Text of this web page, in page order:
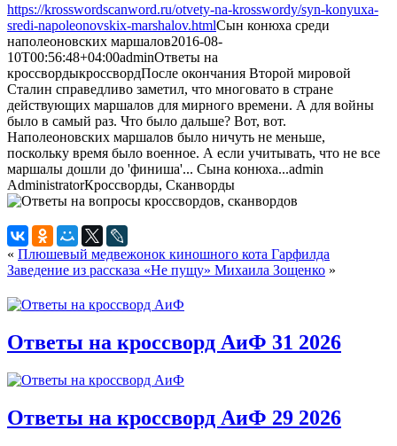
https://krosswordscanword.ru/otvety-na-krosswordy/syn-konyuxa-
sredi-napoleonovskix-marshalov.htmlСын конюха среди
наполеоновских маршалов2016-08-
10T00:56:48+04:00adminОтветы на
кроссвордыкроссвордПосле окончания Второй мировой
Сталин справедливо заметил, что многовато в стране
действующих маршалов для мирного времени. А для войны
было в самый раз. Что было дальше? Вот, вот.
Наполеоновских маршалов было ничуть не меньше,
поскольку время было военное. А если учитывать, что не все
маршалы дошли до 'финиша'... Сына конюха...admin
AdministratorКроссворды, Сканворды
« Плюшевый медвежонок киношного кота Гарфилда
Заведение из рассказа «Не пущу» Михаила Зощенко »
Ответы на кроссворд АиФ 31 2026
Ответы на кроссворд АиФ 29 2026